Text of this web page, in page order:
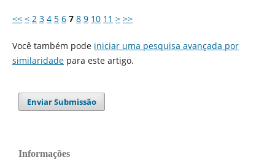
<< < 2 3 4 5 6 7 8 9 10 11 > >>
Você também pode iniciar uma pesquisa avançada por
similaridadepara este artigo.
Enviar Submissão
Informações